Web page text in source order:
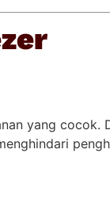
yang cocok.